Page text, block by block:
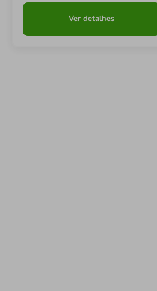
Ver detalhes